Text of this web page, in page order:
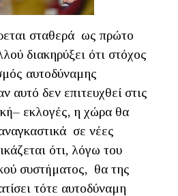
σταθερά ως πρώτο
διακηρύξει ότι στόχος
αυτοδύναμης
αυτό δεν επιτευχθεί στις
εκλογές, η χώρα θα
σε νέες
ότι, λόγω του
συστήματος, θα της
τότε αυτοδύναμη